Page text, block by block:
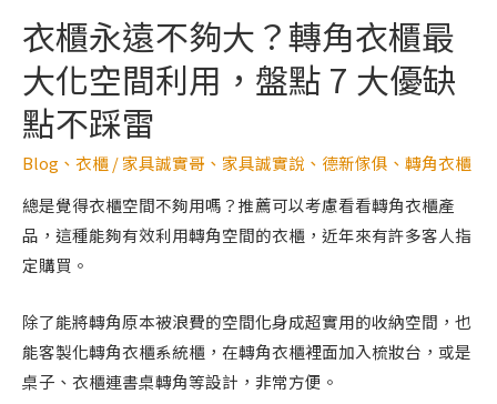
衣櫃永遠不夠大？轉角衣櫃最
大化空間利用，盤點 7 大優缺
點不踩雷
Blog 、 衣櫃 /家具誠實哥 、 家具誠實說 、 德新傢俱 、 轉角衣櫃
總是覺得衣櫃空間不夠用嗎？推薦可以考慮看看轉角衣櫃產
品，這種能夠有效利用轉角空間的衣櫃，近年來有許多客人指
定購買。
除了能將轉角原本被浪費的空間化身成超實用的收納空間，也
能客製化轉角衣櫃系統櫃，在轉角衣櫃裡面加入梳妝台，或是
桌子、衣櫃連書桌轉角等設計，非常方便。